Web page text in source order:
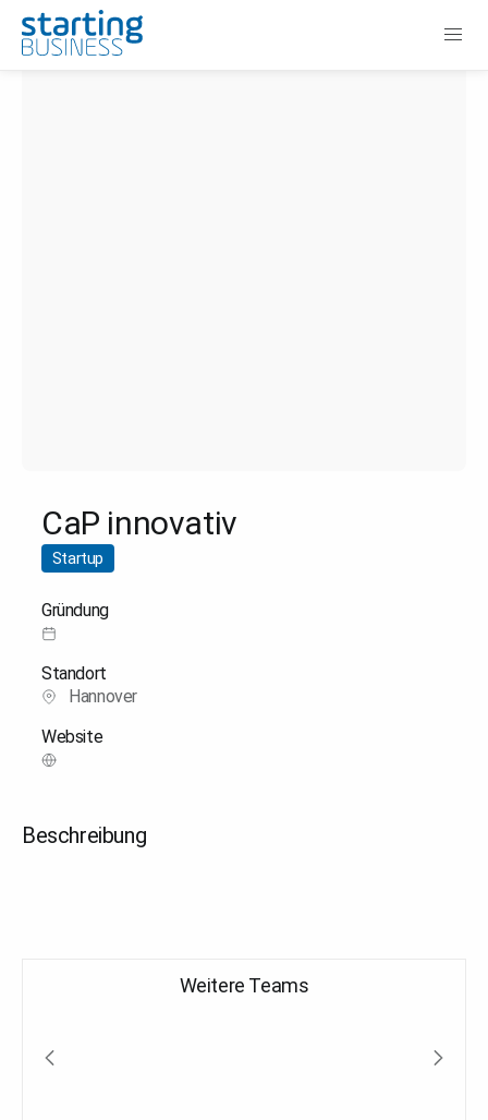
CaP innovativ
Startup
Gründung
Standort
Hannover
Website
Beschreibung
Weitere Teams